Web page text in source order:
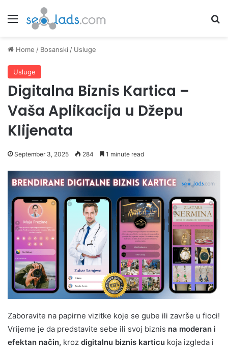
Menu
Home / Bosanski / Usluge
Usluge
Digitalna Biznis Kartica –
Vaša Aplikacija u Džepu
Klijenata
September 3, 2025 284 1 minute read
Zaboravite na papirne vizitke koje se gube ili završe u fioci!
Vrijeme je da predstavite sebe ili svoj biznis na moderan i
efektan način, kroz digitalnu biznis karticu koja izgleda i